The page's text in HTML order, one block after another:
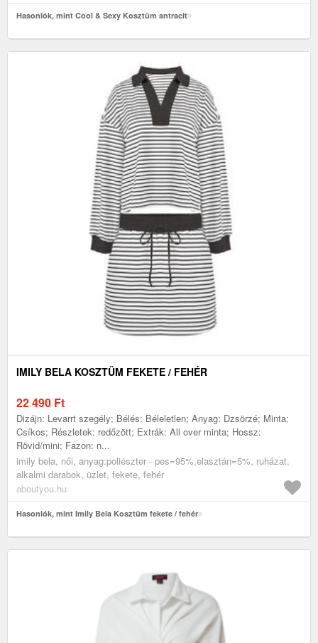
Hasonlók, mint Cool & Sexy Kosztüm antracit
IMILY BELA KOSZTÜM FEKETE / FEHÉR
22 490 Ft
Dizájn: Levarrt szegély; Bélés: Béleletlen; Anyag: Dzsörzé; Minta:
Csíkos; Részletek: redőzött; Extrák: All over minta; Hossz:
Rövid/mini; Fazon: n...
imily bela, női, anyag:poliészter - pes=95%,elasztán=5%, ruházat,
alkalmi darabok, üzlet, fekete, fehér
aboutyou.hu
Hasonlók, mint Imily Bela Kosztüm fekete / fehér